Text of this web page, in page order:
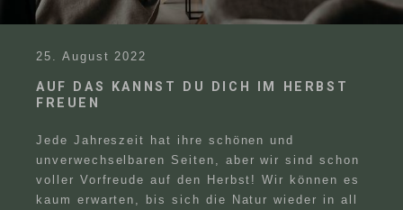
FAQ
Team
25. August 2022
AUF DAS KANNST DU DICH IM HERBST
FREUEN
Jede Jahreszeit hat ihre schönen und
unverwechselbaren Seiten, aber wir sind schon
voller Vorfreude auf den Herbst! Wir können es
kaum erwarten, bis sich die Natur wieder in all